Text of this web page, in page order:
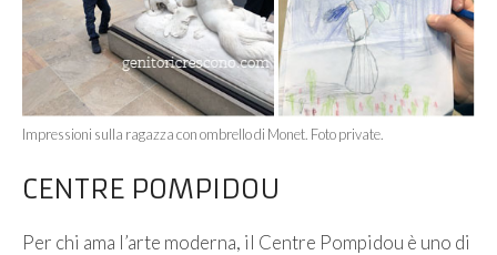
Impressioni sulla ragazza con ombrello di Monet. Foto private.
CENTRE POMPIDOU
Per chi ama l’arte moderna, il Centre Pompidou è uno di